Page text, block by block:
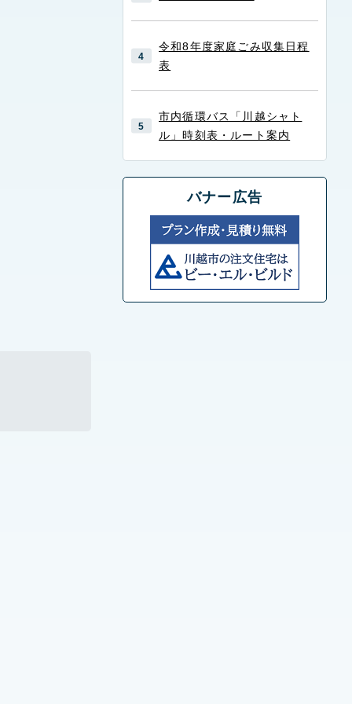
令和8年度家庭ごみ収集日程
表
市内循環バス「川越シャト
ル」時刻表・ルート案内
バナー広告